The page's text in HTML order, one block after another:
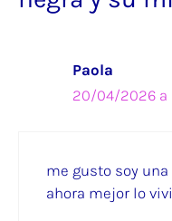
Paola
20/04/2026 a
me gusto soy
ahora mejor lo